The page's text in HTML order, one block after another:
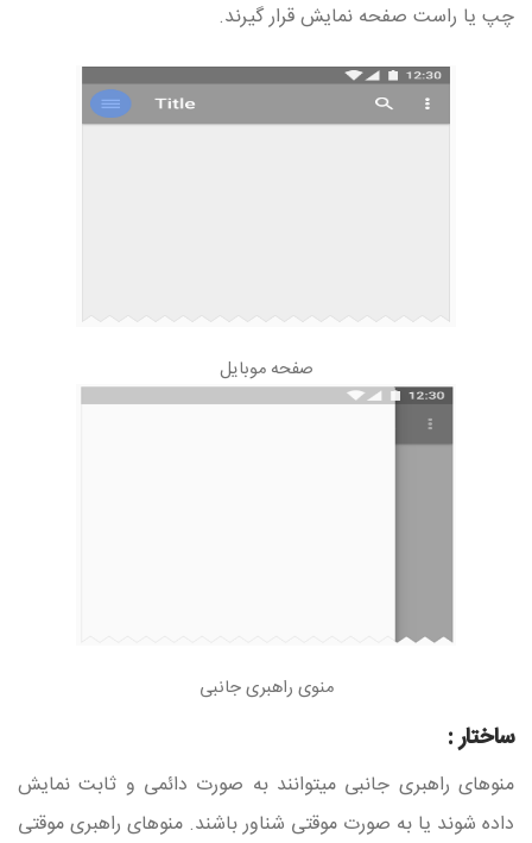
چپ یا راست صفحه نمایش قرار گیرند.
صفحه موبایل
منوی راهبری جانبی
ساختار :
منوهای راهبری جانبی میتوانند به صورت دائمی و ثابت نمایش
داده شوند یا به صورت موقتی شناور باشند. منوهای راهبری موقتی